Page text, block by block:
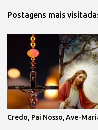
Postagens mais
Credo, Pai Nosso, Ave-